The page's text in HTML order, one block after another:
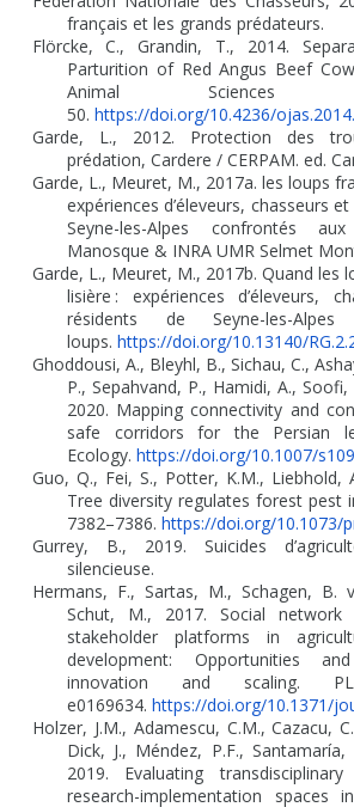
français et les grands prédateurs.
Flörcke, C., Grandin, T., 2014.
Parturition of Red Angus Beef
Animal
50. https://doi.org/10.4236/
Garde, L., 2012. Protection des
prédation, Cardere / CERPAM. ed.
Garde, L., Meuret, M., 2017a. les loups
expériences d’éleveurs, chasseurs
Seyne-les-Alpes confrontés
Manosque & INRA UMR Selmet
Garde, L., Meuret, M., 2017b. Quand les
lisière : expériences d’éleveurs,
résidents de Seyne-les-
loups. https://doi.org/10.13140/
Ghoddousi, A., Bleyhl, B., Sichau, C.,
P., Sepahvand, P., Hamidi, A.,
2020. Mapping connectivity and
safe corridors for the Persian
Ecology. https://doi.org/10.1007/
Guo, Q., Fei, S., Potter, K.M., Liebhold,
Tree diversity regulates forest pest
7382–7386. https://doi.org/10.1073/
Gurrey, B., 2019. Suicides
silencieuse.
Hermans, F., Sartas, M., Schagen, B.
Schut, M., 2017. Social
stakeholder platforms in
development: Opportunities
innovation and scaling.
e0169634. https://doi.org/10.1371/
Holzer, J.M., Adamescu, C.M., Cazacu,
Dick, J., Méndez, P.F., Santamaría,
2019. Evaluating
research-implementation spaces